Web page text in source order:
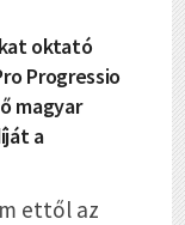
oktató
Progressio
magyar
a
ettől az